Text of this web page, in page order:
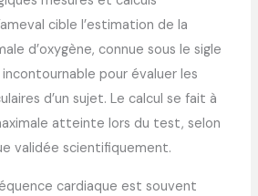
cible l’estimation de la
d’oxygène, connue sous le sigle
pour évaluer les
d’un sujet. Le calcul se fait à
atteinte lors du test, selon
validée scientifiquement.
cardiaque est souvent